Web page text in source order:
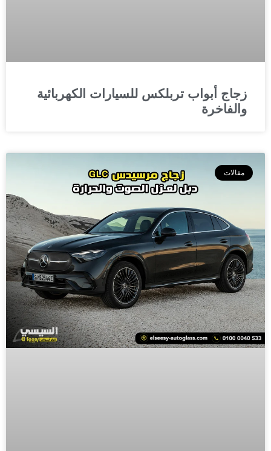
زجاج أبواب تربلكس للسيارات الكهربائية
والفاخرة
مقالات